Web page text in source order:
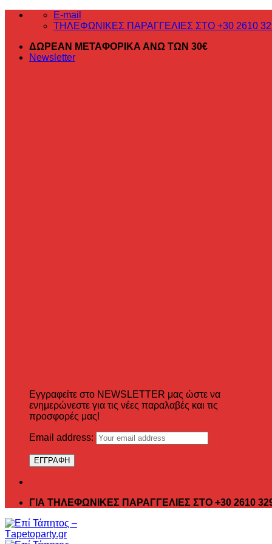
Μετάβαση
E-mail
ΤΗΛΕΦΩΝΙΚΕΣ ΠΑΡΑΓΓΕΛΙΕΣ ΣΤΟ +30 2610
ΔΩΡΕΑΝ ΜΕΤΑΦΟΡΙΚΑ ΑΝΩ ΤΩΝ 30€
Newsletter
Εγγραφείτε στο NEWSLETTER μας ώστε να
ενημερώνεστε για τις νέες παραλαβές και τις
προσφορές μας!
Email address:
ΓΙΑ ΤΗΛΕΦΩΝΙΚΕΣ ΠΑΡΑΓΓΕΛΙΕΣ ΣΤΟ +30 2610